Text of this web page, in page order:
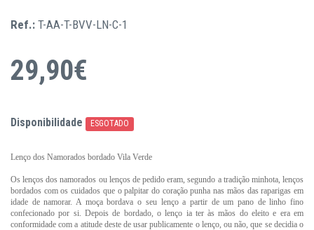
Ref.: T-AA-T-BVV-LN-C-1
29,90€
Disponibilidade ESGOTADO
Lenço dos Namorados bordado Vila Verde
Os lenços dos namorados ou lenços de pedido eram, segundo a tradição minhota, lenços
bordados com os cuidados que o palpitar do coração punha nas mãos das raparigas em
idade de namorar. A moça bordava o seu lenço a partir de um pano de linho fino
confecionado por si. Depois de bordado, o lenço ia ter às mãos do eleito e era em
conformidade com a atitude deste de usar publicamente o lenço, ou não, que se decidia o